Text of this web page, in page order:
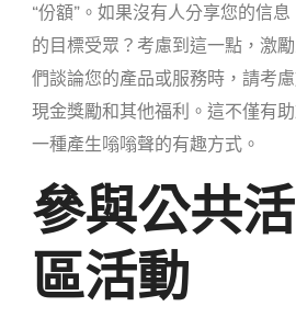
“份額”。如果沒有人分享您的信
的目標受眾？考慮到這一點，激
們談論您的產品或服務時，請考
現金獎勵和其他福利。這不僅有
一種產生嗡嗡聲的有趣方式。
參與公共
區活動